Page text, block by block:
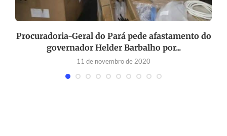
Procuradoria-Geral do Pará pede afastamento do
governador Helder Barbalho por...
11 de novembro de 2020